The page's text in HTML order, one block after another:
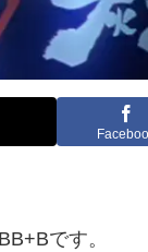
です。